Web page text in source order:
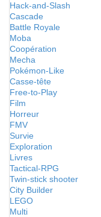
Hack-and-Slash
Cascade
Battle Royale
Moba
Coopération
Mecha
Pokémon-Like
Casse-tête
Free-to-Play
Film
Horreur
FMV
Survie
Exploration
Livres
Tactical-RPG
Twin-stick shooter
City Builder
LEGO
Multi